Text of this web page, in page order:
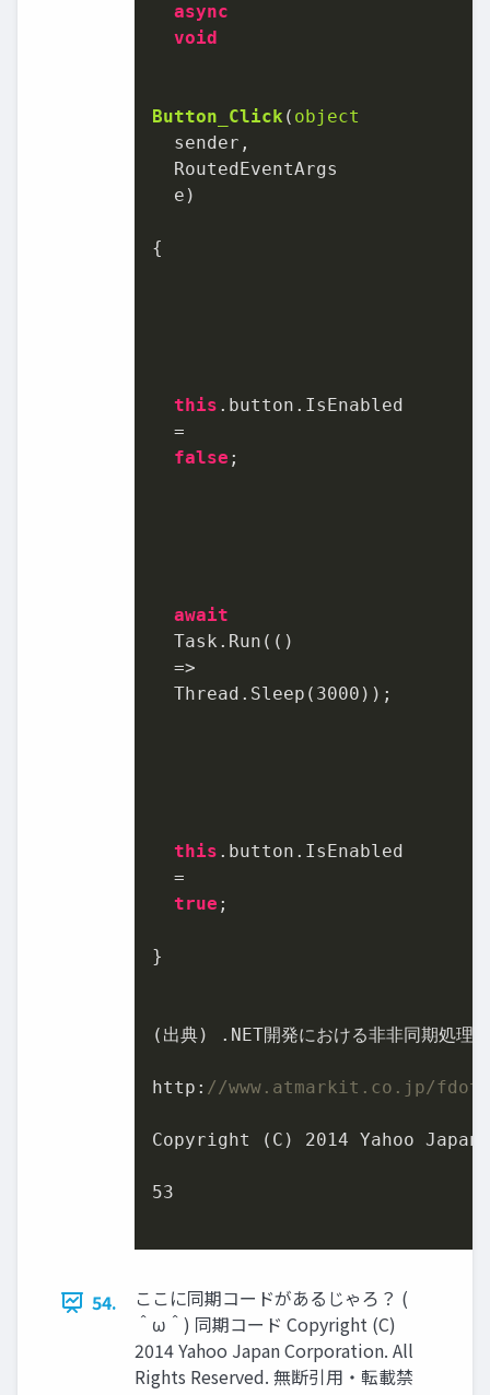
async
void
Button_Click ( object
sender,
RoutedEventArgs
e )
{
this .button.IsEnabled
=
false ;
await
Task.Run(()
=>
Thread.Sleep( 3000 ));
this .button.IsEnabled
=
true ;
}
(出典) .NET開発における⾮非同期処理
http: //www.atmarkit.co.jp/
Copyright (C) 2014 Yahoo
53
54.
ここに同期コードがあるじゃろ？ (
＾ω＾) 同期コード Copyright (C)
2014 Yahoo Japan Corporation. All
Rights Reserved. 無断引用・転載禁